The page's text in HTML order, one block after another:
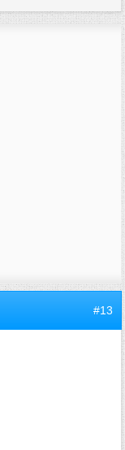
#13